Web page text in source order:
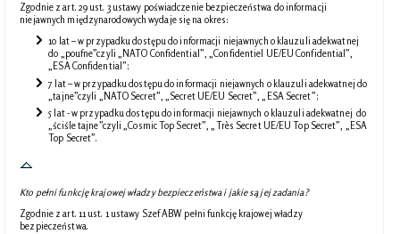
Zgodnie z art. 29 ust. 3 ustawy poświadczenie bezpieczeństwa do informacji
niejawnych międzynarodowych wydaje się na okres:
10 lat – w przypadku dostępu do informacji niejawnych o klauzuli adekwatnej
do „poufne”czyli „NATO Confidential”, „Confidentiel UE/EU Confidential”,
„ESA Confidential”;
7 lat – w przypadku dostępu do informacji niejawnych o klauzuli adekwatnej do
„tajne”czyli „NATO Secret”, „Secret UE/EU Secret”, „ESA Secret”;
5 lat - w przypadku dostępu do informacji niejawnych o klauzuli adekwatnej do
„ściśle tajne”czyli „Cosmic Top Secret”, „Très Secret UE/EU Top Secret”, „ESA
Top Secret”.
Kto pełni funkcję krajowej władzy bezpieczeństwa i jakie są jej zadania?
Zgodnie z art. 11 ust. 1 ustawy Szef ABW pełni funkcję krajowej władzy
bezpieczeństwa.